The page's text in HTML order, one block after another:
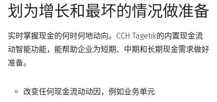
划 为增长和最坏的情况做准备
实时掌握现金的何时何地动向。CCH Tagetik的内置现金流
动智能功能，能帮助企业为短期、中期和长期现金需求做好
准备。
改变任何现金流动动因，例如业务单元